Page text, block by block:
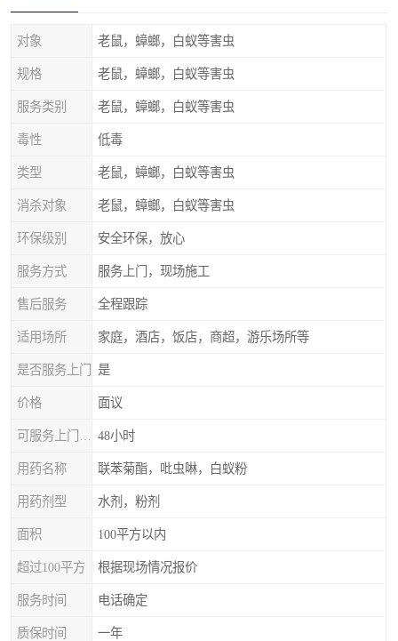
对象 老鼠，蟑螂，白蚁等害虫
规格 老鼠，蟑螂，白蚁等害虫
服务类别 老鼠，蟑螂，白蚁等害虫
毒性 低毒
类型 老鼠，蟑螂，白蚁等害虫
消杀对象 老鼠，蟑螂，白蚁等害虫
环保级别 安全环保，放心
服务方式 服务上门，现场施工
售后服务 全程跟踪
适用场所 家庭，酒店，饭店，商超，游乐场所等
是否服务上门 是
价格 面议
48小时
用药名称 联苯菊酯，吡虫啉，白蚁粉
用药剂型 水剂，粉剂
面积 100平方以内
超过100平方 根据现场情况报价
服务时间 电话确定
质保时间 一年